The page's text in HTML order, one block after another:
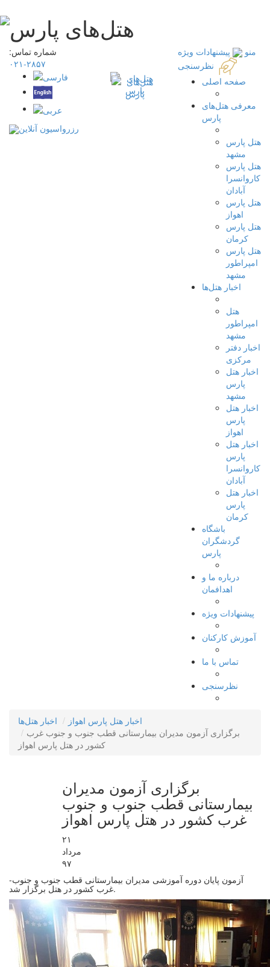
منو
پیشنهادات ویژه
نظرسنجی
صفحه اصلی
معرفی هتل‌های
پارس
هتل پارس
مشهد
هتل پارس
کاروانسرا
آبادان
هتل پارس
اهواز
هتل پارس
کرمان
هتل پارس
امپراطور
مشهد
اخبار هتل‌ها
هتل
امپراطور
مشهد
اخبار دفتر
مرکزی
اخبار هتل
پارس
مشهد
اخبار هتل
پارس
اهواز
اخبار هتل
پارس
کاروانسرا
آبادان
اخبار هتل
پارس
کرمان
باشگاه
گردشگران
پارس
درباره ما و
اهدافمان
پیشنهادات ویژه
آموزش کارکنان
تماس با ما
نظرسنجی
شماره تماس:
۲۸۵۷-۰۲۱
رزرواسیون آنلاین
اخبار هتل‌ها
اخبار هتل پارس اهواز
برگزاری آزمون مدیران بیمارستانی قطب جنوب و جنوب غرب
کشور در هتل پارس اهواز
برگزاری آزمون مدیران
بیمارستانی قطب جنوب و جنوب
غرب کشور در هتل پارس اهواز
۲۱
مرداد
۹۷
-آزمون پایان دوره آموزشی مدیران بیمارستانی قطب جنوب و جنوب
غرب کشور در هتل برگزار شد.